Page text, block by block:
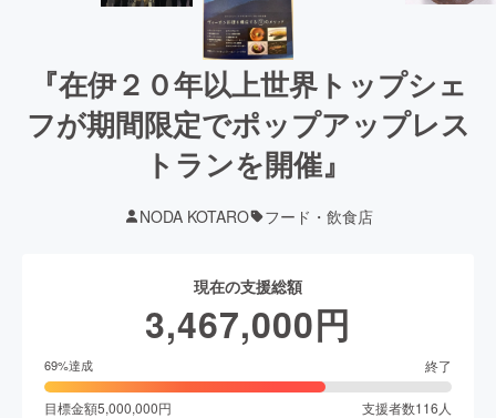
『在伊２０年以上世界トップシェ
フが期間限定でポップアップレス
トランを開催』
NODA KOTARO フード・飲食店
現在の支援総額
3,467,000円
69%達成 終了
目標金額5,000,000円 支援者数116 人